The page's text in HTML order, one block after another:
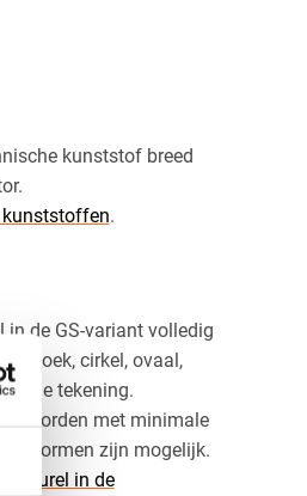
kunststof breed
.
de GS-variant volledig
cirkel, ovaal,
tekening.
worden met minimale
vormen zijn mogelijk.
naturel in de